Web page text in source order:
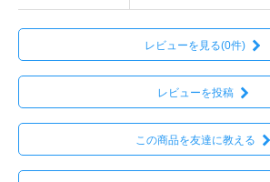
レビューを見る(0件)
レビューを投稿
この商品を友達に教える